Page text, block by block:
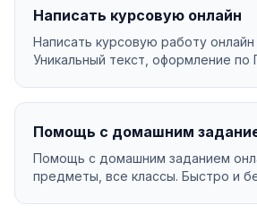
Написать курсовую онлайн
Написать курсовую работу
Уникальный текст, оформление по
Помощь с домашним
Помощь с домашним заданием
предметы, все классы. Быстро и